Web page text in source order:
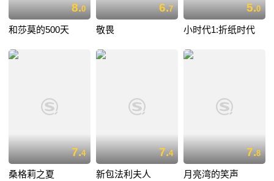
8.0
和莎莫的500天
6.7
敬畏
5.0
小时代1:折纸时代
7.4
桑格莉之夏
7.4
新包法利夫人
7.8
月亮湾的笑声